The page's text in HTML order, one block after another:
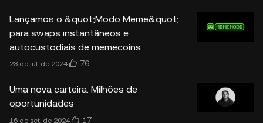
Lançamos o &quot;Modo Meme&quot;
para swaps instantâneos e
autocustodiais de memecoins
23 de jul. de 2024 76
Uma nova carteira. Milhões de
oportunidades
16 de set. de 2024 17